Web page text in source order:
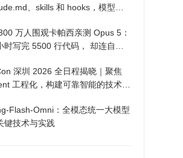
、skills 和 hooks，模型自
万人围观卡帕西亲测 Opus 5：
时写完 5500 行代码， 却连自己
深圳 2026 全日程揭晓｜聚焦
工程化，构建可靠智能的技术路
Flash-Omni：全模态统一大模型
键技术与实践